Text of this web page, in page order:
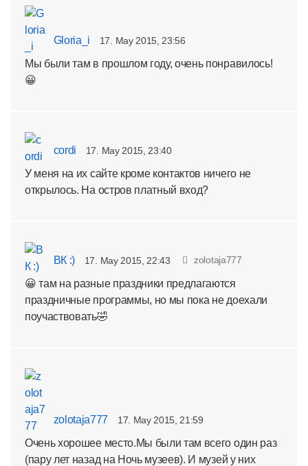
Gloria_i 17. May 2015, 23:56
Мы были там в прошлом году, очень понравилось!
😀
cordi 17. May 2015, 23:40
У меня на их сайте кроме контактов ничего не
открылось. На остров платный вход?
ВК :) 17. May 2015, 22:43 zolotaja777
😀 там на разные праздники предлагаются
праздничные программы, но мы пока не доехали
поучаствовать🤣
zolotaja777 17. May 2015, 21:59
Очень хорошее место.Мы были там всего один раз
(пару лет назад на Ночь музеев). И музей у них